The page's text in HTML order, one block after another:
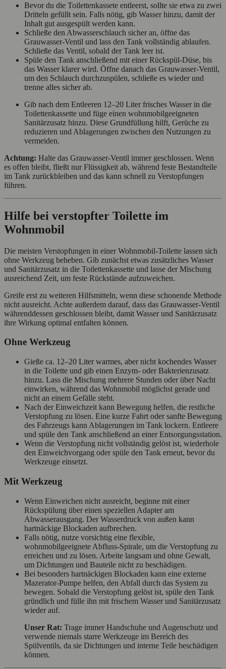
Bevor du die Toilettenkassete entleerst, sollte sie etwa zu zwei
Dritteln gefüllt sein. Falls nötig, gib Wasser hinzu, damit der
Inhalt gut ausgespült werden kann.
Schließe den Abwasserschlauch sicher an, öffne das
Grauwasser-Ventil und lass den Tank vollständig ablaufen.
Schließe das Ventil, sobald der Tank leer ist.
Spüle den Tank anschließend mit einer Rückspül-Düse, bis
das Wasser klarer wird. Öffne danach das Grauwasser-Ventil,
um den Schlauch durchzuspülen, schließe es wieder und
trenne alles sicher ab.
Gib nach dem Entleeren 12–20 Liter frisches Wasser in die
Toilettenkassette und füge einen wohnmobilgeeigneten
Sanitärzusatz hinzu. Diese Grundfüllung hilft, Gerüche zu
reduzieren und Ablagerungen zwischen den Nutzungen zu
vermeiden.
Achtung: Halte das Grauwasser-Ventil immer geschlossen. Wenn
es offen bleibt, fließt nur Flüssigkeit ab, während feste Bestandteile
im Tank zurückbleiben und das kann schnell zu Verstopfungen
führen.
Hilfe bei verstopfter Toilette im
Wohnmobil
Die meisten Verstopfungen in einer Wohnmobil-Toilette lassen sich
ohne Werkzeug beheben. Gib zunächst etwas zusätzliches Wasser
und Sanitärzusatz in die Toilettenkassette und lasse der Mischung
ausreichend Zeit, um feste Rückstände aufzuweichen.
Greife erst zu weiteren Hilfsmitteln, wenn diese schonende Methode
nicht ausreicht. Achte außerdem darauf, dass das Grauwasser-Ventil
währenddessen geschlossen bleibt, damit Wasser und Sanitärzusatz
ihre Wirkung optimal entfalten können.
Ohne Werkzeug
Gieße ca. 12–20 Liter warmes, aber nicht kochendes Wasser
in die Toilette und gib einen Enzym- oder Bakterienzusatz
hinzu. Lass die Mischung mehrere Stunden oder über Nacht
einwirken, während das Wohnmobil möglichst gerade und
nicht an einem Gefälle steht.
Nach der Einweichzeit kann Bewegung helfen, die restliche
Verstopfung zu lösen. Eine kurze Fahrt oder sanfte Bewegung
des Fahrzeugs kann Ablagerungen im Tank lockern. Entleere
und spüle den Tank anschließend an einer Entsorgungsstation.
Wenn die Verstopfung nicht vollständig gelöst ist, wiederhole
den Einweichvorgang oder spüle den Tank erneut, bevor du
Werkzeuge einsetzt.
Mit Werkzeug
Wenn Einweichen nicht ausreicht, beginne mit einer
Rückspülung über einen speziellen Adapter am
Abwasserausgang. Der Wasserdruck von außen kann
hartnäckige Blockaden aufbrechen.
Falls nötig, nutze vorsichtig eine flexible,
wohnmobilgeeignete Abfluss-Spirale, um die Verstopfung zu
erreichen und zu lösen. Arbeite langsam und ohne Gewalt,
um Dichtungen und Bauteile nicht zu beschädigen.
Bei besonders hartnäckigen Blockaden kann eine externe
Mazerator-Pumpe helfen, den Abfall durch das System zu
bewegen. Sobald die Verstopfung gelöst ist, spüle den Tank
gründlich und fülle ihn mit frischem Wasser und Sanitärzusatz
wieder auf.
Unser Rat: Trage immer Handschuhe und Augenschutz und
verwende niemals starre Werkzeuge im Bereich des
Spülventils, da sie Dichtungen und interne Teile beschädigen
können.